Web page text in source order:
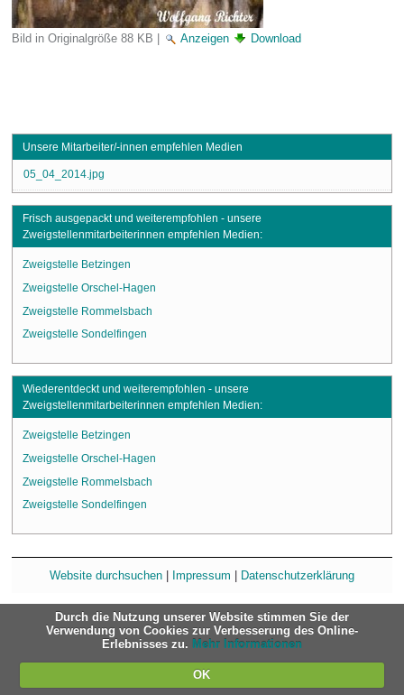
Bild in Originalgröße 88 KB | Anzeigen Download
Unsere Mitarbeiter/-innen empfehlen Medien
05_04_2014.jpg
Frisch ausgepackt und weiterempfohlen - unsere
Zweigstellenmitarbeiterinnen empfehlen Medien:
Zweigstelle Betzingen
Zweigstelle Orschel-Hagen
Zweigstelle Rommelsbach
Zweigstelle Sondelfingen
Wiederentdeckt und weiterempfohlen - unsere
Zweigstellenmitarbeiterinnen empfehlen Medien:
Zweigstelle Betzingen
Zweigstelle Orschel-Hagen
Zweigstelle Rommelsbach
Zweigstelle Sondelfingen
Website durchsuchen Impressum Datenschutzerklärung
Durch die Nutzung unserer Website stimmen Sie der
Verwendung von Cookies zur Verbesserung des Online-
Erlebnisses zu. Mehr Informationen
OK